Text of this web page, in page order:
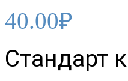
40.00₽
Стандарт